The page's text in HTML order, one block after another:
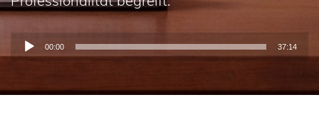
Audio-
Player
00:00 37:14